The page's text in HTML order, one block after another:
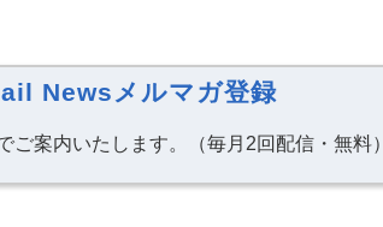
Newsメルマガ登録
ご案内いたします。（毎月2回配信・無料）